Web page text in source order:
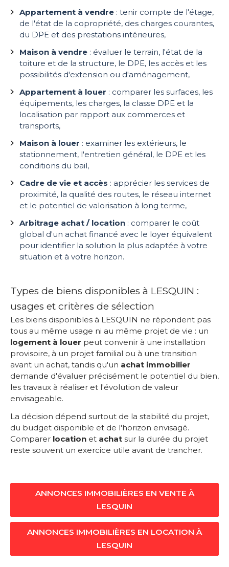
Appartement à vendre : tenir compte de l'étage,
de l'état de la copropriété, des charges courantes,
du DPE et des prestations intérieures,
Maison à vendre : évaluer le terrain, l'état de la
toiture et de la structure, le DPE, les accès et les
possibilités d'extension ou d'aménagement,
Appartement à louer : comparer les surfaces, les
équipements, les charges, la classe DPE et la
localisation par rapport aux commerces et
transports,
Maison à louer : examiner les extérieurs, le
stationnement, l'entretien général, le DPE et les
conditions du bail,
Cadre de vie et accès : apprécier les services de
proximité, la qualité des routes, le réseau internet
et le potentiel de valorisation à long terme,
Arbitrage achat / location : comparer le coût
global d'un achat financé avec le loyer équivalent
pour identifier la solution la plus adaptée à votre
situation et à votre horizon.
Types de biens disponibles à LESQUIN :
usages et critères de sélection
Les biens disponibles à LESQUIN ne répondent pas
tous au même usage ni au même projet de vie : un
logement à louer peut convenir à une installation
provisoire, à un projet familial ou à une transition
avant un achat, tandis qu'un achat immobilier
demande d'évaluer précisément le potentiel du bien,
les travaux à réaliser et l'évolution de valeur
envisageable.
La décision dépend surtout de la stabilité du projet,
du budget disponible et de l'horizon envisagé.
Comparer location et achat sur la durée du projet
reste souvent un exercice utile avant de trancher.
ANNONCES IMMOBILIÈRES EN VENTE À
LESQUIN
ANNONCES IMMOBILIÈRES EN LOCATION À
LESQUIN